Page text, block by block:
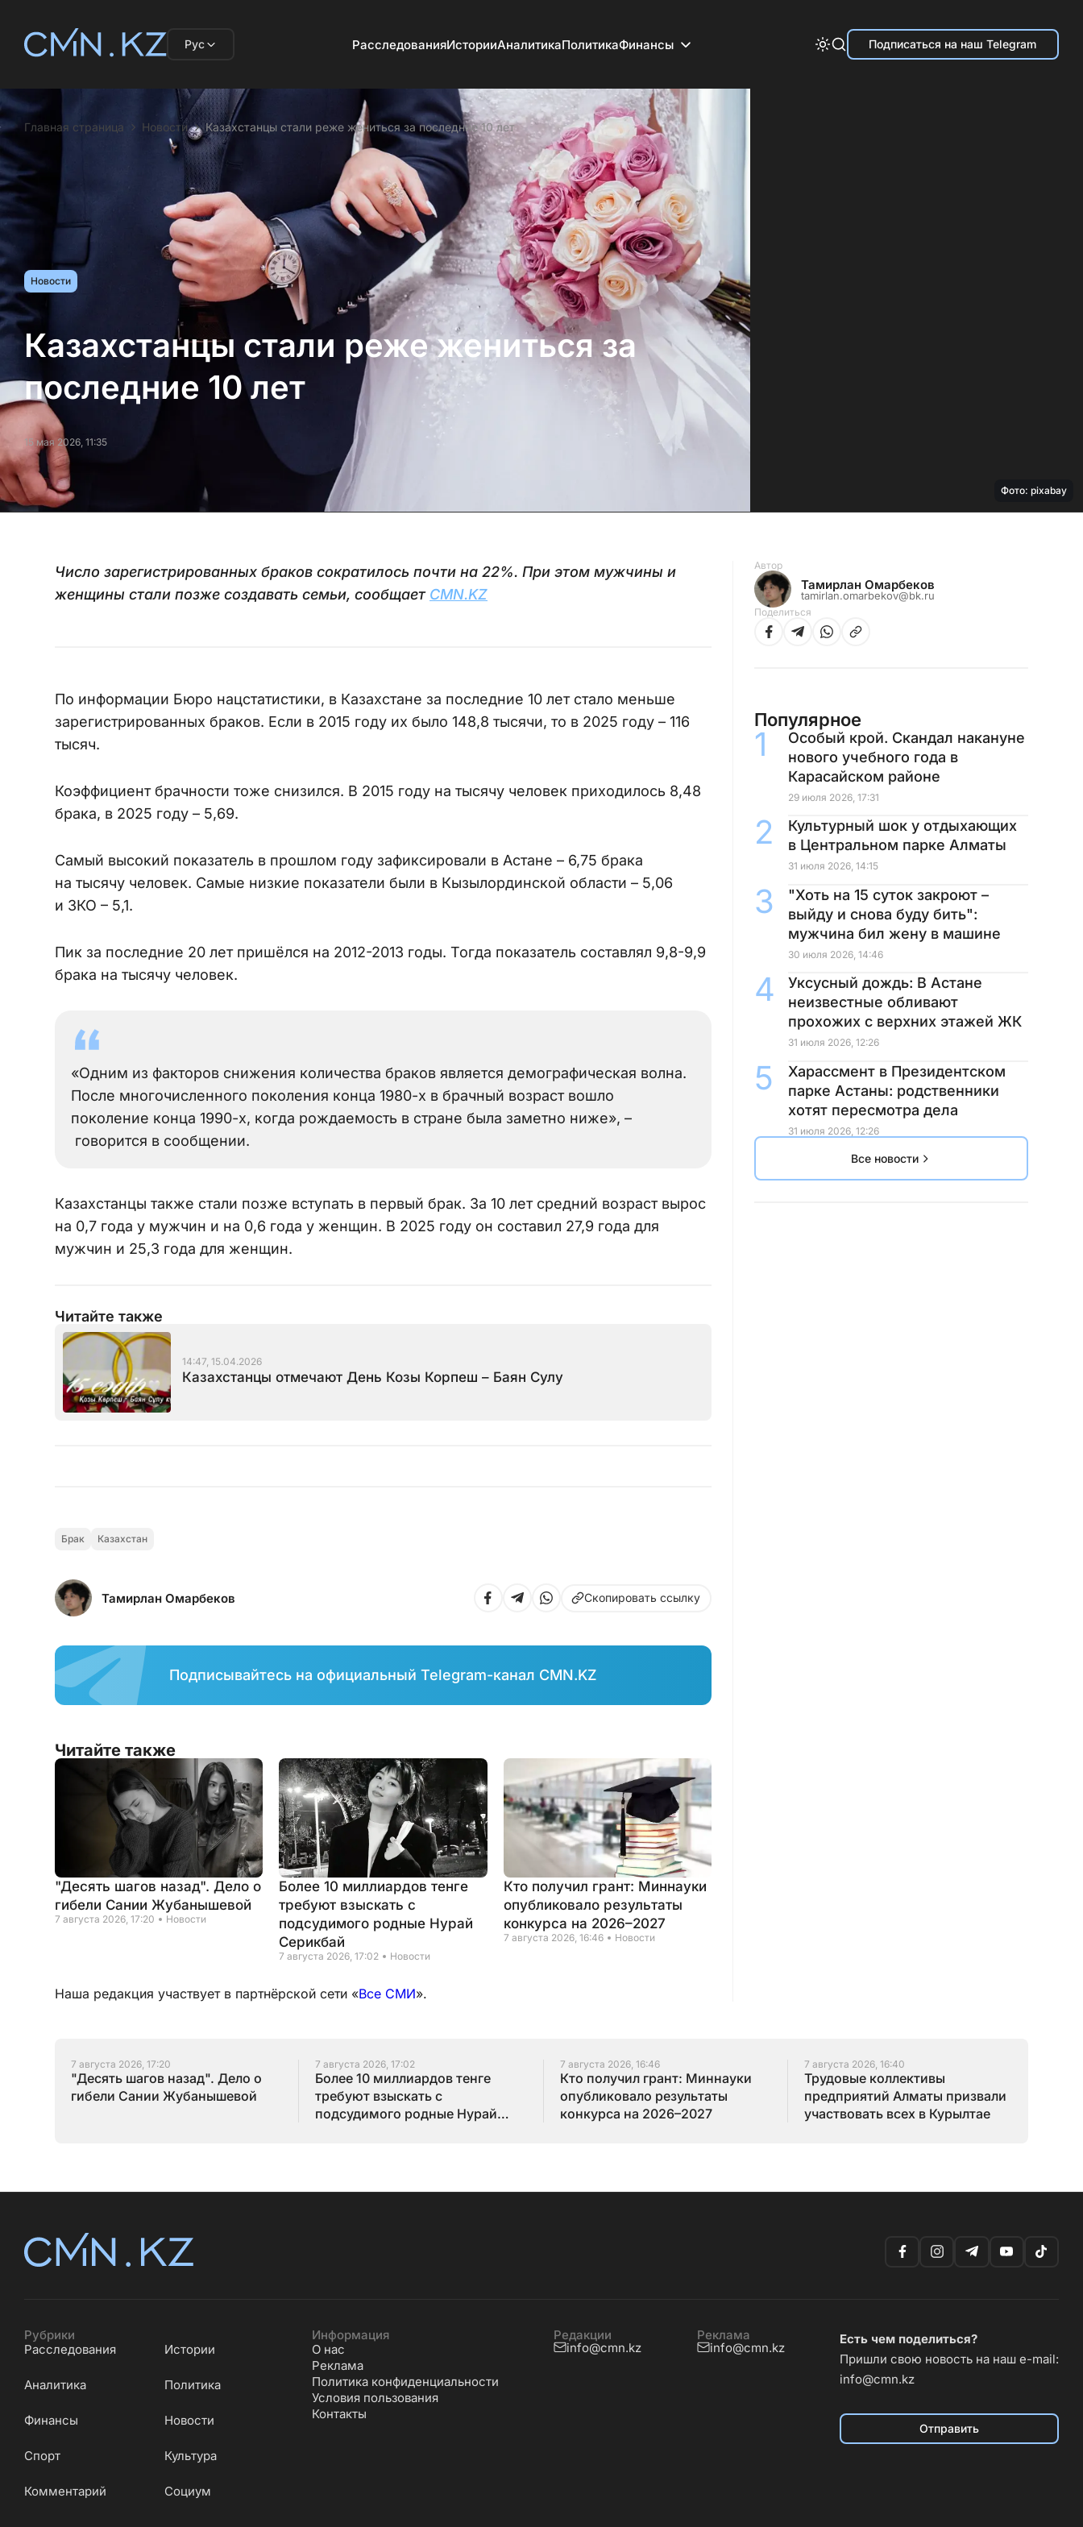
Рус РасследованияИсторииАналитикаПолитикаФинансы Подписаться на наш Telegram
Главная страница Новости Казахстанцы стали реже жениться за последние 10 лет
Новости
Казахстанцы стали реже жениться за
последние 10 лет
15 мая 2026, 11:35
Фото: pixabay
Число зарегистрированных браков сократилось почти на 22%. При этом мужчины и
женщины стали позже создавать семьи, сообщает CMN.KZ
По информации Бюро нацстатистики, в Казахстане за последние 10 лет стало меньше
зарегистрированных браков. Если в 2015 году их было 148,8 тысячи, то в 2025 году – 116
тысяч.
Коэффициент брачности тоже снизился. В 2015 году на тысячу человек приходилось 8,48
брака, в 2025 году – 5,69.
Самый высокий показатель в прошлом году зафиксировали в Астане – 6,75 брака
на тысячу человек. Самые низкие показатели были в Кызылординской области – 5,06
и ЗКО – 5,1.
Пик за последние 20 лет пришёлся на 2012-2013 годы. Тогда показатель составлял 9,8-9,9
брака на тысячу человек.
«Одним из факторов снижения количества браков является демографическая волна.
После многочисленного поколения конца 1980-х в брачный возраст вошло
поколение конца 1990-х, когда рождаемость в стране была заметно ниже», –
говорится в сообщении.
Казахстанцы также стали позже вступать в первый брак. За 10 лет средний возраст вырос
на 0,7 года у мужчин и на 0,6 года у женщин. В 2025 году он составил 27,9 года для
мужчин и 25,3 года для женщин.
Читайте также
14:47, 15.04.2026
Казахстанцы отмечают День Козы Корпеш – Баян Сулу
Брак Казахстан
Тамирлан Омарбеков Скопировать ссылку
Подписывайтесь на официальный Telegram-канал CMN.KZ
Читайте также
"Десять шагов назад". Дело о
гибели Сании Жубанышевой
7 августа 2026, 17:20 Новости
Более 10 миллиардов тенге
требуют взыскать с
подсудимого родные Нурай
Серикбай
7 августа 2026, 17:02 Новости
Кто получил грант: Миннауки
опубликовало результаты
конкурса на 2026–2027
7 августа 2026, 16:46 Новости
Наша редакция участвует в партнёрской сети «Все СМИ».
Автор
Тамирлан Омарбеков
tamirlan.omarbekov@bk.ru
Поделиться
Популярное
Особый крой. Скандал накануне
нового учебного года в
Карасайском районе
29 июля 2026, 17:31
Культурный шок у отдыхающих
в Центральном парке Алматы
31 июля 2026, 14:15
"Хоть на 15 суток закроют –
выйду и снова буду бить":
мужчина бил жену в машине
30 июля 2026, 14:46
Уксусный дождь: В Астане
неизвестные обливают
прохожих с верхних этажей ЖК
31 июля 2026, 12:26
Харассмент в Президентском
парке Астаны: родственники
хотят пересмотра дела
31 июля 2026, 12:26
Все новости
7 августа 2026, 17:20
"Десять шагов назад". Дело о
гибели Сании Жубанышевой
7 августа 2026, 17:02
Более 10 миллиардов тенге
требуют взыскать с
подсудимого родные Нурай
7 августа 2026, 16:46
Кто получил грант: Миннауки
опубликовало результаты
конкурса на 2026–2027
7 августа 2026, 16:40
Трудовые коллективы
предприятий Алматы призвали
участвовать всех в Курылтае
Рубрики
Расследования
Истории
Аналитика Политика
Финансы Новости
Cпорт Культура
Комментарий Социум
Информация
О нас
Реклама
Политика конфиденциальности
Условия пользования
Контакты
Редакции
info@cmn.kz
Реклама
info@cmn.kz
Есть чем поделиться?
Пришли свою новость на наш e-mail:
info@cmn.kz
Отправить